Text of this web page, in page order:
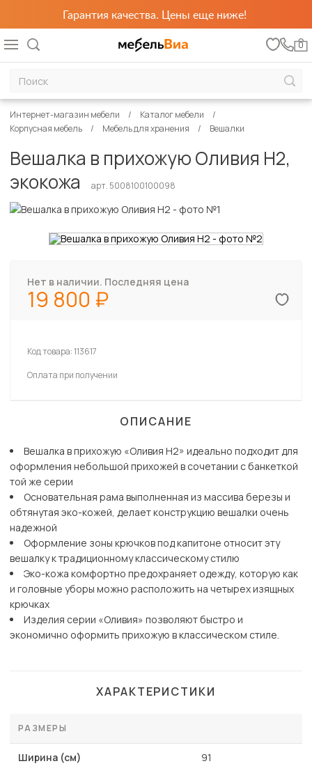
Гарантия качества. Цены еще ниже!
0
Интернет-магазин мебели
Каталог мебели
Корпусная мебель
Мебель для хранения Вешалки
Вешалка в прихожую Оливия Н2,
экокожа
арт. 5008100100098
Нет в наличии. Последняя цена
19 800
Код товара:113617
Оплата при получении
ОПИСАНИЕ
Вешалка в прихожую «Оливия Н2» идеально подходит для
оформления небольшой прихожей в сочетании с банкеткой
той же серии
Основательная рама выполненная из массива березы и
обтянутая эко-кожей, делает конструкцию вешалки очень
надежной
Оформление зоны крючков под капитоне относит эту
вешалку к традиционному классическому стилю
Эко-кожа комфортно предохраняет одежду, которую как
и головные уборы можно расположить на четырех изящных
крючках
Изделия серии «Оливия» позволяют быстро и
экономично оформить прихожую в классическом стиле.
ХАРАКТЕРИСТИКИ
РАЗМЕРЫ
Ширина (см) 91